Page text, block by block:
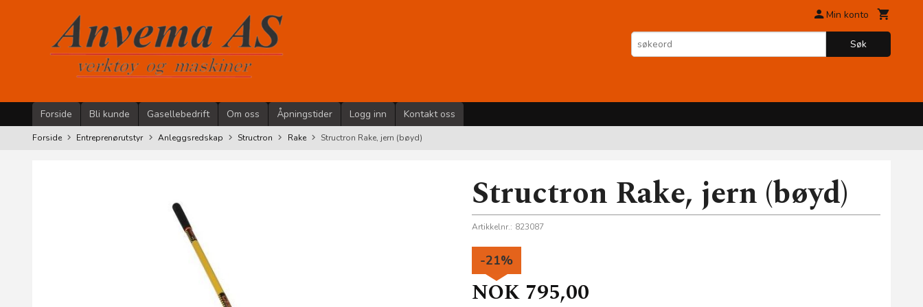
Min konto
Søk
Forside Bli kunde Gasellebedrift Om oss Åpningstider Logg inn Kontakt oss
Forside Entreprenørutstyr Anleggsredskap Structron Rake Structron Rake, jern (bøyd)
Structron Rake, jern (bøyd)
Artikkelnr.: 823087
NOK 795,00
-21%